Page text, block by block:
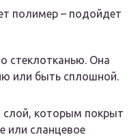
полимер – подойдет
стеклотканью. Она
или быть сплошной.
слой, которым покрыт
или сланцевое